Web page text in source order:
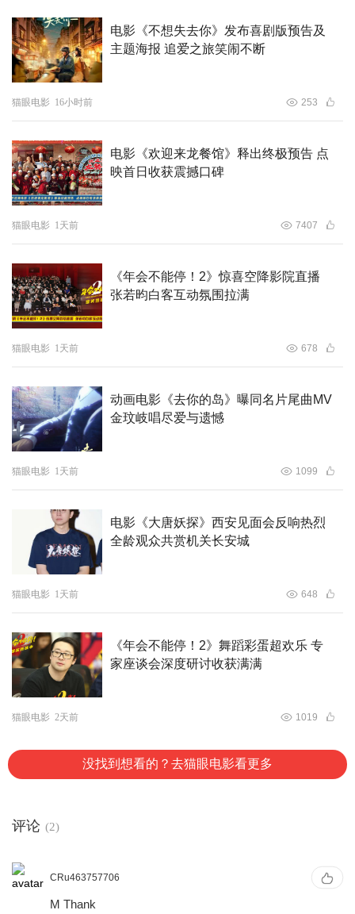
电影《不想失去你》发布喜剧版预告及
主题海报 追爱之旅笑闹不断
猫眼电影 16小时前 253
电影《欢迎来龙餐馆》释出终极预告 点
映首日收获震撼口碑
猫眼电影 1天前 7407
《年会不能停！2》惊喜空降影院直播
张若昀白客互动氛围拉满
猫眼电影 1天前 678
动画电影《去你的岛》曝同名片尾曲MV
金玟岐唱尽爱与遗憾
猫眼电影 1天前 1099
电影《大唐妖探》西安见面会反响热烈
全龄观众共赏机关长安城
猫眼电影 1天前 648
《年会不能停！2》舞蹈彩蛋超欢乐 专
家座谈会深度研讨收获满满
猫眼电影 2天前 1019
没找到想看的？去猫眼电影看更多
评论 (2)
CRu463757706
M Thank